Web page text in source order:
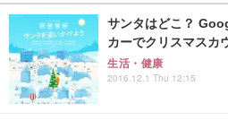
サンタはどこ？
カーでクリスマスカ
生活・健康
2016.12.1 Thu 12:15